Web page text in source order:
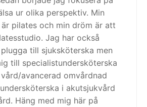
ur olika perspektiv. Min
pilates och min dröm är att
Jag har också
till sjuksköterska men
till specialistundersköterska
avancerad omvårdnad
i akutsjukvård
Häng med mig här på